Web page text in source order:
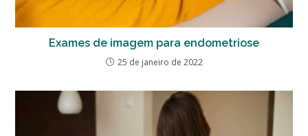
Exames de imagem para endometriose
25 de janeiro de 2022